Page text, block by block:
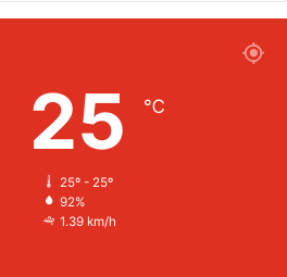
25 ℃
25º - 25º
92%
1.39 km/h